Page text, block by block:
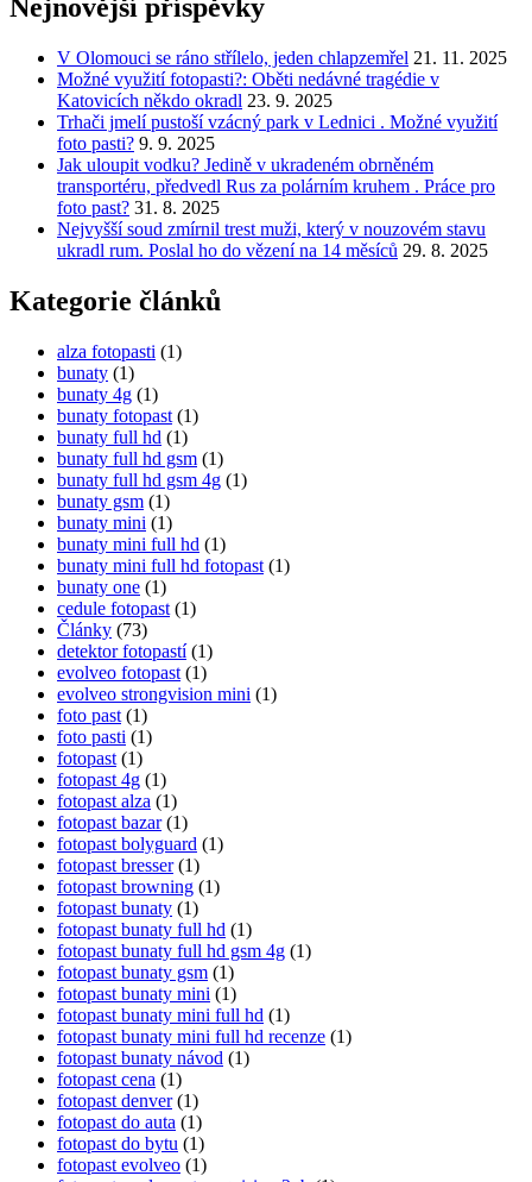
Nejnovější příspěvky
V Olomouci se ráno střílelo, jeden chlapzemřel 21. 11. 2025
Možné využití fotopasti?: Oběti nedávné tragédie v
Katovicích někdo okradl 23. 9. 2025
Trhači jmelí pustoší vzácný park v Lednici . Možné využití
foto pasti? 9. 9. 2025
Jak uloupit vodku? Jedině v ukradeném obrněném
transportéru, předvedl Rus za polárním kruhem . Práce pro
foto past? 31. 8. 2025
Nejvyšší soud zmírnil trest muži, který v nouzovém stavu
ukradl rum. Poslal ho do vězení na 14 měsíců 29. 8. 2025
Kategorie článků
alza fotopasti (1)
bunaty (1)
bunaty 4g (1)
bunaty fotopast (1)
bunaty full hd (1)
bunaty full hd gsm (1)
bunaty full hd gsm 4g (1)
bunaty gsm (1)
bunaty mini (1)
bunaty mini full hd (1)
bunaty mini full hd fotopast (1)
bunaty one (1)
cedule fotopast (1)
Články (73)
detektor fotopastí(1)
evolveo fotopast (1)
evolveo strongvision mini (1)
foto past (1)
foto pasti (1)
fotopast (1)
fotopast 4g (1)
fotopast alza (1)
fotopast bazar(1)
fotopast bolyguard (1)
fotopast bresser(1)
fotopast browning (1)
fotopast bunaty (1)
fotopast bunaty full hd (1)
fotopast bunaty full hd gsm 4g (1)
fotopast bunaty gsm (1)
fotopast bunaty mini (1)
fotopast bunaty mini full hd (1)
fotopast bunaty mini full hd recenze (1)
fotopast bunaty návod (1)
fotopast cena (1)
fotopast denver(1)
fotopast do auta (1)
fotopast do bytu (1)
fotopast evolveo (1)